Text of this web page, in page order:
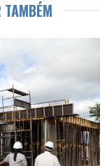
TAMBÉM